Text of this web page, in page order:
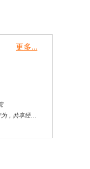
更多...
消费，创新与采纳行为